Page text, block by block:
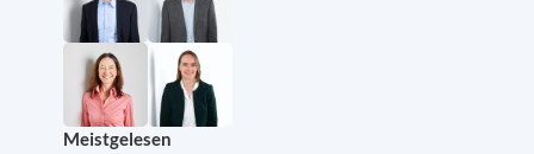
Meistgelesen